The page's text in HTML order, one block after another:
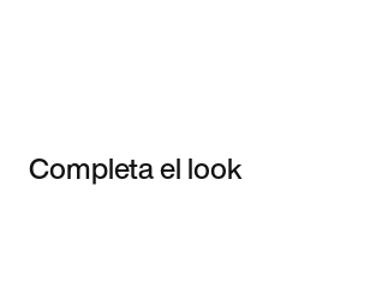
Completa el look